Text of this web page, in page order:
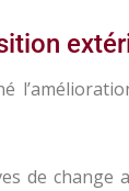
de change